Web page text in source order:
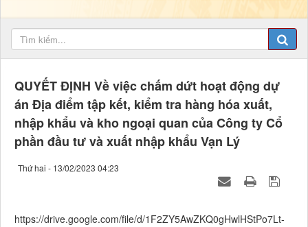
QUYẾT ĐỊNH Về việc chấm dứt hoạt động dự
án Địa điểm tập kết, kiểm tra hàng hóa xuất,
nhập khẩu và kho ngoại quan của Công ty Cổ
phần đầu tư và xuất nhập khẩu Vạn Lý
Thứ hai - 13/02/2023 04:23
https://drive.google.com/file/d/1F2ZY5AwZKQ0gHwlHStPo7Lt-